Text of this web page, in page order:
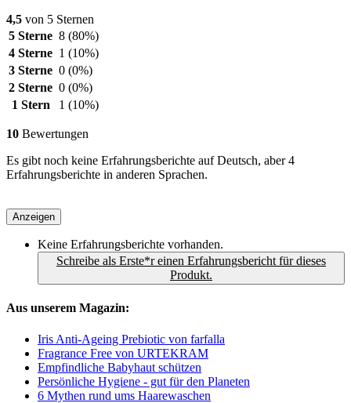
4,5 von 5 Sternen
5 Sterne 8 (80%)
4 Sterne 1 (10%)
3 Sterne 0 (0%)
2 Sterne 0 (0%)
1 Stern
1 (10%)
10 Bewertungen
Es gibt noch keine Erfahrungsberichte auf Deutsch, aber 4
Erfahrungsberichte in anderen Sprachen.
Anzeigen
Keine Erfahrungsberichte vorhanden.
Schreibe als Erste*r einen Erfahrungsbericht für dieses
Produkt.
Aus unserem Magazin:
Iris Anti-Ageing Prebiotic von farfalla
Fragrance Free von URTEKRAM
Empfindliche Babyhaut schützen
Persönliche Hygiene - gut für den Planeten
6 Mythen rund ums Haarewaschen